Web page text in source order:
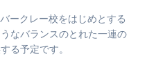
ークレー校をはじめとする
なバランスのとれた一連の
る予定です。